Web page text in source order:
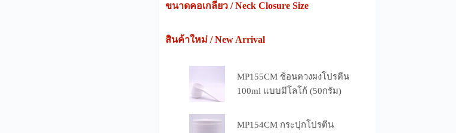
ขนาดคอเกลียว / Neck Closure Size
สินค้าใหม่ / New Arrival
MP155CM ช้อนตวงผงโปรตีน
100ml แบบมีโลโก้ (50กรัม)
MP154CM กระปุกโปรตีน